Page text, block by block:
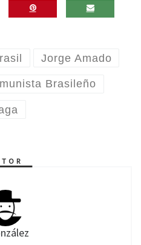
Jorge Amado
Brasileño